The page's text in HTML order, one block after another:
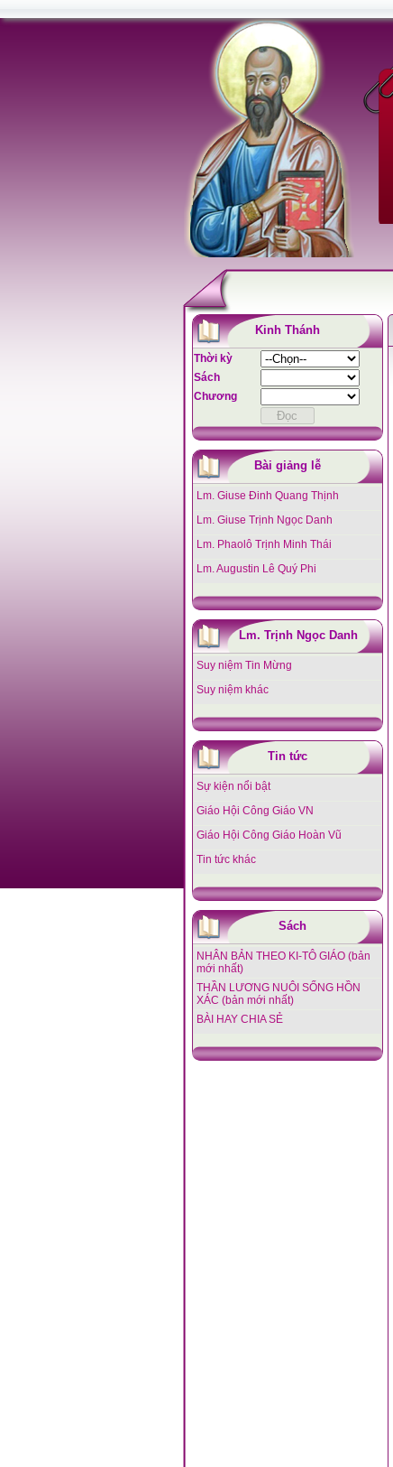
Kinh Thánh
Thời kỳ
Sách
Chương
Bài giảng lễ
Lm. Giuse Đinh Quang Thịnh
Lm. Giuse Trịnh Ngọc Danh
Lm. Phaolô Trịnh Minh Thái
Lm. Augustin Lê Quý Phi
Lm. Trịnh Ngọc Danh
Suy niệm Tin Mừng
Suy niệm khác
Tin tức
Sự kiện nổi bật
Giáo Hội Công Giáo VN
Giáo Hội Công Giáo Hoàn Vũ
Tin tức khác
Sách
NHÂN BẢN THEO KI-TÔ GIÁO (bản
mới nhất)
THẦN LƯƠNG NUÔI SỐNG HỒN
XÁC (bản mới nhất)
BÀI HAY CHIA SẺ